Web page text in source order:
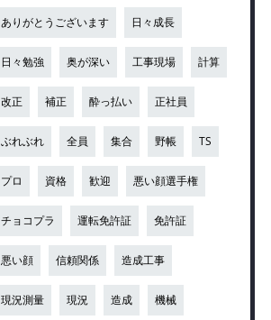
ありがとうございます 日々成長
日々勉強 奥が深い 工事現場 計算
改正 補正 酔っ払い 正社員
ぶれぶれ 全員 集合 野帳 TS
プロ 資格 歓迎 悪い顔選手権
チョコプラ 運転免許証 免許証
悪い顔 信頼関係 造成工事
現況測量 現況 造成 機械